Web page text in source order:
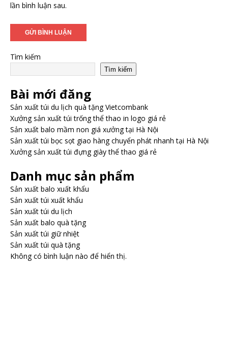
lần bình luận sau.
Tìm kiếm
Tìm kiếm
Bài mới đăng
Sản xuất túi du lịch quà tặng Vietcombank
Xưởng sản xuất túi trống thể thao in logo giá rẻ
Sản xuất balo mầm non giá xưởng tại Hà Nội
Sản xuất túi bọc sọt giao hàng chuyển phát nhanh tại Hà Nội
Xưởng sản xuất túi đựng giày thể thao giá rẻ
Danh mục sản phẩm
Sản xuất balo xuất khẩu
Sản xuất túi xuất khẩu
Sản xuất túi du lịch
Sản xuất balo quà tặng
Sản xuất túi giữ nhiệt
Sản xuất túi quà tặng
Không có bình luận nào để hiển thị.